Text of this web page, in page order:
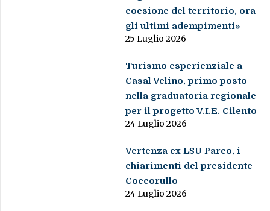
coesione del territorio, ora
gli ultimi adempimenti»
25 Luglio 2026
Turismo esperienziale a
Casal Velino, primo posto
nella graduatoria regionale
per il progetto V.I.E. Cilento
24 Luglio 2026
Vertenza ex LSU Parco, i
chiarimenti del presidente
Coccorullo
24 Luglio 2026